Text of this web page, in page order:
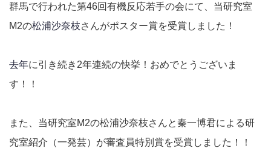
群馬で行われた第46回有機反応若手の会にて、当研究室
M2の松浦沙奈枝さんがポスター賞を受賞しました！
去年に引き続き2年連続の快挙！おめでとうございま
す！！
また、当研究室M2の松浦沙奈枝さんと秦一博君による研
究室紹介（一発芸）が審査員特別賞を受賞しました！！